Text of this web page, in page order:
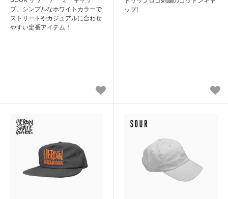
プ。シンプルなホワイトカラーで
ストリートやカジュアルに合わせ
やすい定番アイテム！
ップ!